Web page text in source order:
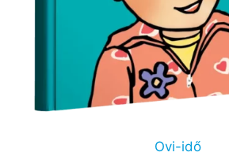
Ovi-idő